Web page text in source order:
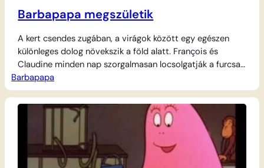
Barbapapa megszületik
A kert csendes zugában, a virágok között egy egészen
különleges dolog növekszik a föld alatt. François és
Claudine minden nap szorgalmasan locsolgatják a furcsa
kis dombocskát, várva a csodát. Egy napon a föld
hirtelen megrepedezik, és a gyerekek legnagyobb örömére
előbukkan egy hatalmas, rózsaszín és végtelenül
barátságos teremtés. Ő Barbapapa, aki nem hasonlít
Barbapapa